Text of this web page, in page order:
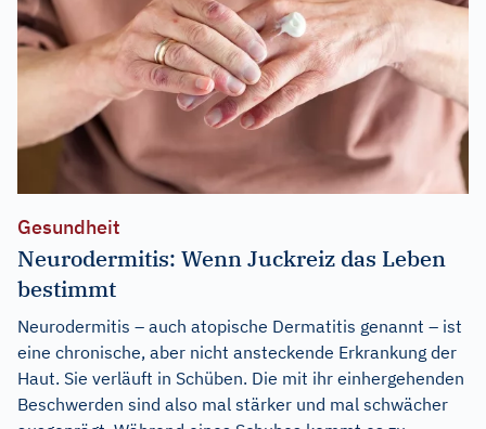
Gesundheit
Neurodermitis: Wenn Juckreiz das Leben
bestimmt
Neurodermitis – auch atopische Dermatitis genannt – ist
eine chronische, aber nicht ansteckende Erkrankung der
Haut. Sie verläuft in Schüben. Die mit ihr einhergehenden
Beschwerden sind also mal stärker und mal schwächer